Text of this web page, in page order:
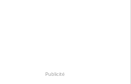
Publicité